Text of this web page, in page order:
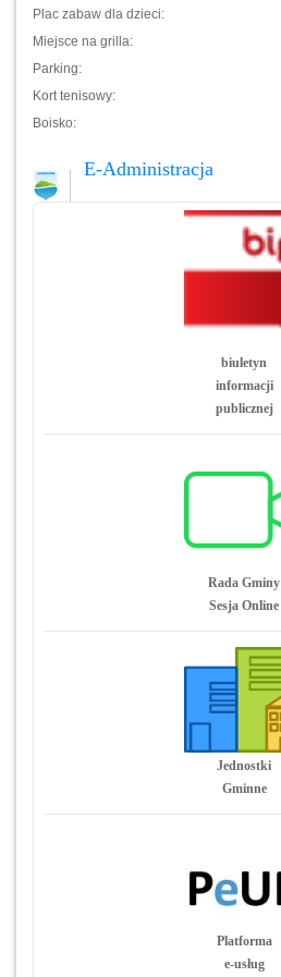
Plac zabaw dla dzieci:
Miejsce na grilla:
Parking:
Kort tenisowy:
Boisko:
E-Administracja
biuletyn
informacji
publicznej
Rada Gminy
Sesja Online
Jednostki
Gminne
Platforma
e-usług